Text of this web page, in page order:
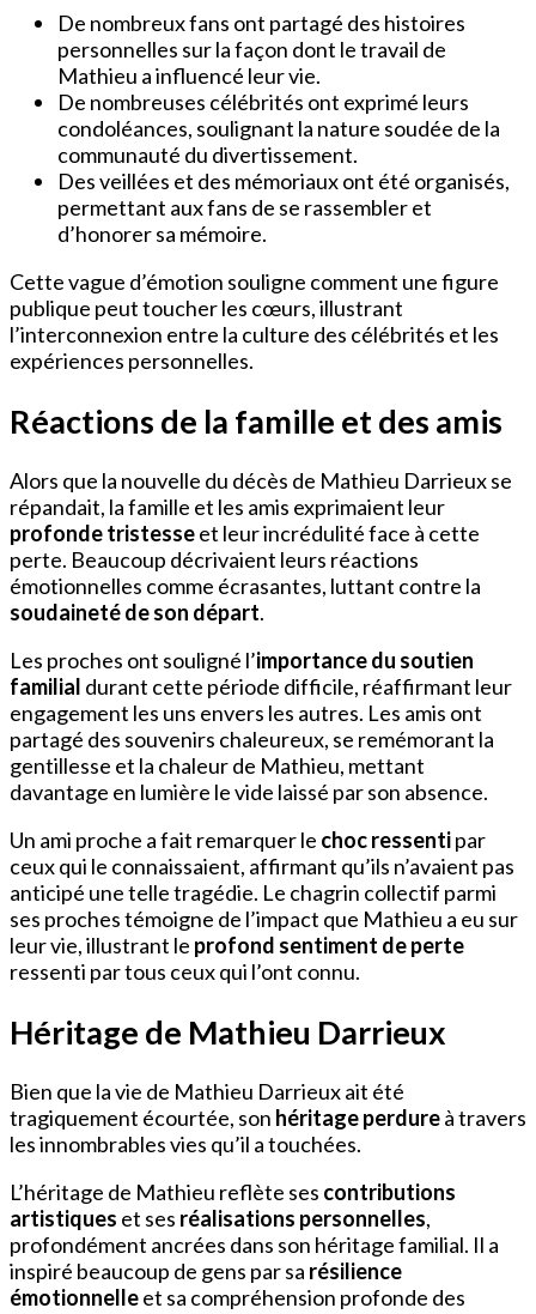
De nombreux fans ont partagé des histoires
personnelles sur la façon dont le travail de
Mathieu a influencé leur vie.
De nombreuses célébrités ont exprimé leurs
condoléances, soulignant la nature soudée de la
communauté du divertissement.
Des veillées et des mémoriaux ont été organisés,
permettant aux fans de se rassembler et
d’honorer sa mémoire.
Cette vague d’émotion souligne comment une figure
publique peut toucher les cœurs, illustrant
l’interconnexion entre la culture des célébrités et les
expériences personnelles.
Réactions de la famille et des amis
Alors que la nouvelle du décès de Mathieu Darrieux se
répandait, la famille et les amis exprimaient leur
profonde tristesseet leur incrédulité face à cette
perte. Beaucoup décrivaient leurs réactions
émotionnelles comme écrasantes, luttant contre la
soudaineté de son départ.
Les proches ont souligné l’importance du soutien
familial durant cette période difficile, réaffirmant leur
engagement les uns envers les autres. Les amis ont
partagé des souvenirs chaleureux, se remémorant la
gentillesse et la chaleur de Mathieu, mettant
davantage en lumière le vide laissé par son absence.
Un ami proche a fait remarquer le choc ressentipar
ceux qui le connaissaient, affirmant qu’ils n’avaient pas
anticipé une telle tragédie. Le chagrin collectif parmi
ses proches témoigne de l’impact que Mathieu a eu sur
leur vie, illustrant le profond sentiment de perte
ressenti par tous ceux qui l’ont connu.
Héritage de Mathieu Darrieux
Bien que la vie de Mathieu Darrieux ait été
tragiquement écourtée, son héritage perdureà travers
les innombrables vies qu’il a touchées.
L’héritage de Mathieu reflète ses contributions
artistiques et ses réalisations personnelles,
profondément ancrées dans son héritage familial. Il a
inspiré beaucoup de gens par sa résilience
émotionnelleet sa compréhension profonde des